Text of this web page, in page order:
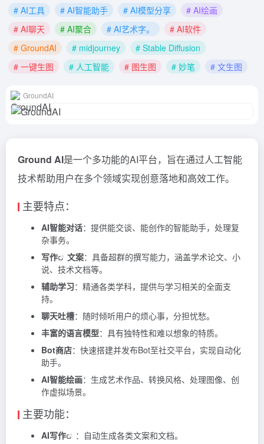
# AI工具
# AI智能助手 # AI模型分享
# AI绘画
# AI聊天
# AI聚合 # AI艺术字。
# AI软件
# GroundAI
# midjourney
# Stable Diffusion
# 一键生图
# 人工智能 # 图生图 # 妙笔 # 文生图
GroundAI
Ground AI是一个多功能的AI平台，旨在通过人工智能
技术帮助用户在多个领域实现创意落地和高效工作。
主要特点：
AI智能对话：提供能交谈、能创作的智能助手，处理复
杂事务。
写作
文案：具备超群的撰写能力，涵盖学术论文、小
说、技术文档等。
辅助学习：精通各类学科，提供与学习相关的全面支
持。
聊天吐槽：随时倾听用户的烦心事，分担忧愁。
丰富的语言模型：具有独特性和难以想象的特质。
Bot商店：快速搭建并发布Bot至社交平台，实现自动化
助手。
AI智能绘画：生成艺术作品、转换风格、处理图像、创
作虚拟场景。
主要功能：
AI写作
：自动生成各类文案和文档。